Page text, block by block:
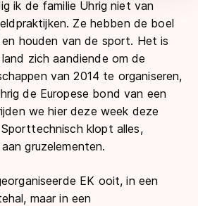
ik de familie Uhrig niet van
Ze hebben de boel
houden van de sport. Het is
zich aandiende om de
van 2014 te organiseren,
de Europese bond van een
we hier deze week deze
klopt alles,
gruzelementen.
EK ooit, in een
maar in een